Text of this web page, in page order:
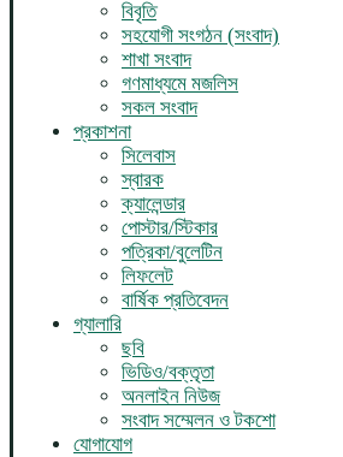
বিবৃতি
সহযোগী সংগঠন (সংবাদ)
শাখা সংবাদ
গণমাধ্যমে মজলিস
সকল সংবাদ
প্রকাশনা
সিলেবাস
স্বারক
ক্যালেন্ডার
পোস্টার/স্টিকার
পত্রিকা/বুলেটিন
লিফলেট
বার্ষিক প্রতিবেদন
গ্যালারি
ছবি
ভিডিও/বক্তৃতা
অনলাইন নিউজ
সংবাদ সম্মেলন ও টকশো
যোগাযোগ